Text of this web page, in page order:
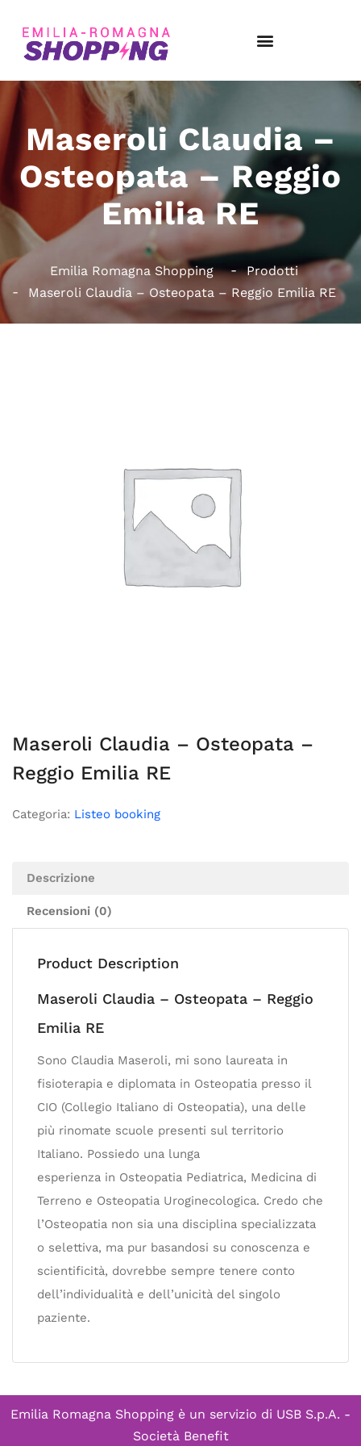
Maseroli Claudia –
Osteopata – Reggio
Emilia RE
Emilia Romagna Shopping
Prodotti
Maseroli Claudia – Osteopata – Reggio Emilia RE
Maseroli Claudia – Osteopata –
Reggio Emilia RE
Categoria: Listeo booking
Descrizione
Recensioni (0)
Product Description
Maseroli Claudia – Osteopata – Reggio
Emilia RE
Sono Claudia Maseroli, mi sono laureata in
fisioterapia e diplomata in Osteopatia presso il
CIO (Collegio Italiano di Osteopatia), una delle
più rinomate scuole presenti sul territorio
Italiano. Possiedo una lunga
esperienza in Osteopatia Pediatrica, Medicina di
Terreno e Osteopatia Uroginecologica. Credo che
l’Osteopatia non sia una disciplina specializzata
o selettiva, ma pur basandosi su conoscenza e
scientificità, dovrebbe sempre tenere conto
dell’individualità e dell’unicità del singolo
paziente.
Emilia Romagna Shopping è un servizio di USB S.p.A. -
Società Benefit